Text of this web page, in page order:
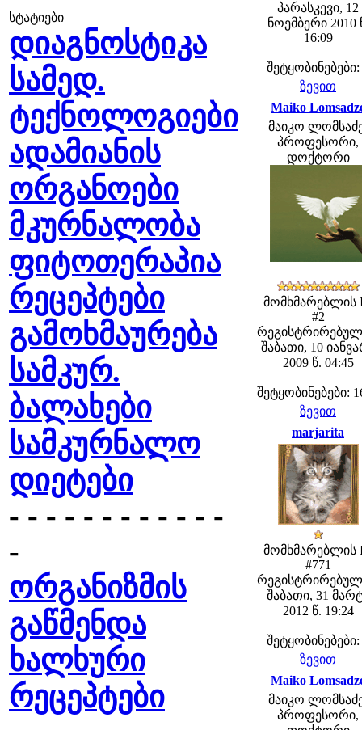
სტატიები
დიაგნოსტიკა
სამედ.
ტექნოლოგიები
ადამიანის
ორგანოები
მკურნალობა
ფიტოთერაპია
რეცეპტები
გამოხმაურება
სამკურ.
ბალახები
სამკურნალო
დიეტები
- - - - - - - - - - - -
-
ორგანიზმის
გაწმენდა
ხალხური
რეცეპტები
პარასკევი, 12
ნოემბერი 2010
16:09
შეტყობინებები:
ზევით
Maiko
მაიკო
პროფესორი,
დოქტორი
მომხმარებლის
#2
შაბათი, 10
2009 წ. 04:45
შეტყობინებები:
ზევით
marjarita
მომხმარებლის
#771
შაბათი, 31
2012 წ. 19:24
შეტყობინებები:
ზევით
Maiko
მაიკო
პროფესორი,